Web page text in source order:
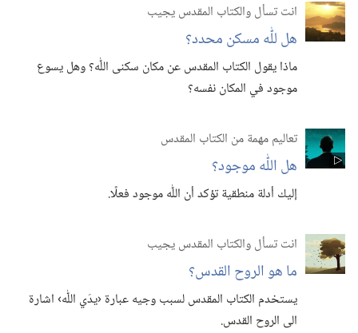
انت تسأل والكتاب المقدس يجيب
هل للّٰه مسكن محدد؟‏
ماذا يقول الكتاب المقدس عن مكان سكنى اللّٰه؟‏ وهل يسوع
موجود في المكان نفسه؟‏
تعاليم مهمة من الكتاب المقدس
هل اللّٰه موجود؟‏
إليك أدلة منطقية تؤكد أن اللّٰه موجود فعلًا.‏
انت تسأل والكتاب المقدس يجيب
ما هو الروح القدس؟‏
يستخدم الكتاب المقدس لسبب وجيه عبارة ‹يدَي اللّٰه› اشارة
الى الروح القدس.‏